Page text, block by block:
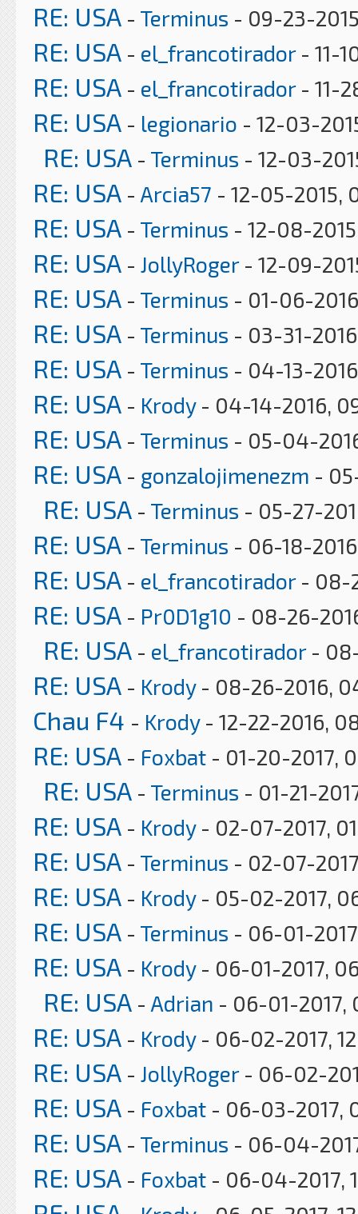
RE: USA - Terminus - 09-23-
RE: USA - el_francotirador- 11-
RE: USA - el_francotirador- 11-
RE: USA - legionario - 12-03-
RE: USA - Terminus - 12-03-
RE: USA - Arcia57 - 12-05-2015,
RE: USA - Terminus - 12-08-
RE: USA - JollyRoger- 12-09-
RE: USA - Terminus - 01-06-
RE: USA - Terminus - 03-31-
RE: USA - Terminus - 04-13-
RE: USA - Krody- 04-14-2016,
RE: USA - Terminus - 05-04-
RE: USA - gonzalojimenezm -
RE: USA - Terminus - 05-27-
RE: USA - Terminus - 06-18-2016,
RE: USA - el_francotirador- 08-
RE: USA - Pr0D1g10 - 08-26-
RE: USA - el_francotirador- 08-
RE: USA - Krody- 08-26-2016,
Chau F4 - Krody- 12-22-2016,
RE: USA - Foxbat - 01-20-2017,
RE: USA - Terminus - 01-21-
RE: USA - Krody- 02-07-2017,
RE: USA - Terminus - 02-07-
RE: USA - Krody- 05-02-2017,
RE: USA - Terminus - 06-01-
RE: USA - Krody- 06-01-2017,
RE: USA - Adrian - 06-01-2017,
RE: USA - Krody- 06-02-2017,
RE: USA - JollyRoger- 06-02-
RE: USA - Foxbat - 06-03-2017,
RE: USA - Terminus - 06-04-
RE: USA - Foxbat - 06-04-2017,